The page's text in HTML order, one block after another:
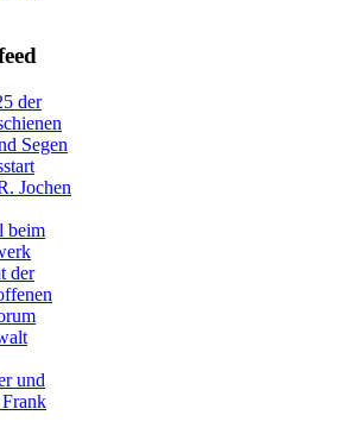
der
Segen
Jochen
beim
der
und